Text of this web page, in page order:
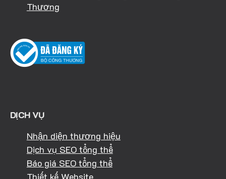
Thương
DỊCH VỤ
Nhận diện thương hiệu
Dịch vụ SEO tổng thể
Báo giá SEO tổng thể
Thiết kế Website